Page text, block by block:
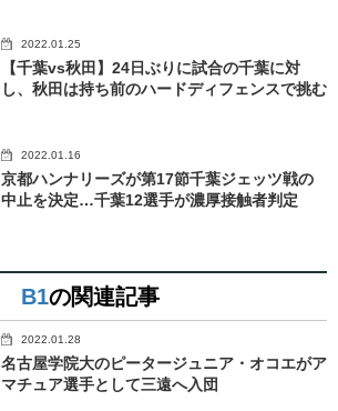
2022.01.25
【千葉vs秋田】24日ぶりに試合の千葉に対
し、秋田は持ち前のハードディフェンスで挑む
2022.01.16
京都ハンナリーズが第17節千葉ジェッツ戦の
中止を決定…千葉12選手が濃厚接触者判定
B1の関連記事
2022.01.28
名古屋学院大のピータージュニア・オコエがア
マチュア選手として三遠へ入団